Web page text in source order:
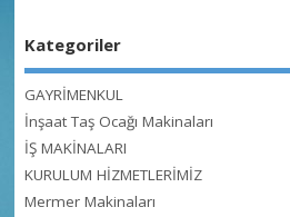
Kategoriler
GAYRİMENKUL
İnşaat Taş Ocağı Makinaları
İŞ MAKİNALARI
KURULUM HİZMETLERİMİZ
Mermer Makinaları